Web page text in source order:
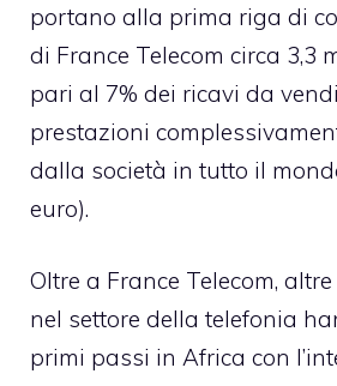
portano alla prima riga di
di France Telecom circa 3,3
pari al 7% dei ricavi da
prestazioni
dalla società in tutto il
euro).
Oltre a France Telecom,
nel settore della telefonia
primi passi in Africa con